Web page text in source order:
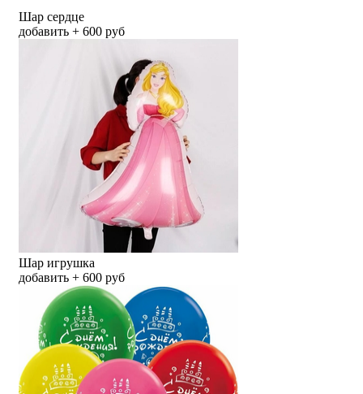
Шар сердце
добавить + 600 руб
Шар игрушка
добавить + 600 руб